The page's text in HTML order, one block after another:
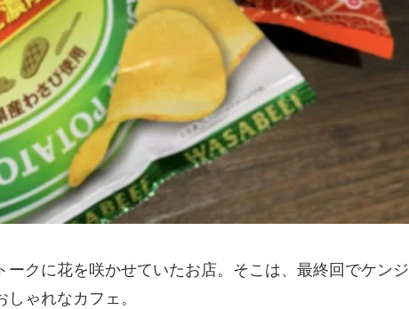
クに花を咲かせていたお店。そこは、最終回でケンジ
ゃれなカフェ。